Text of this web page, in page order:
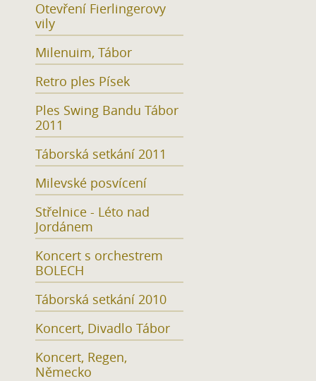
Otevření Fierlingerovy
vily
Milenuim, Tábor
Retro ples Písek
Ples Swing Bandu Tábor
2011
Táborská setkání 2011
Milevské posvícení
Střelnice - Léto nad
Jordánem
Koncert s orchestrem
BOLECH
Táborská setkání 2010
Koncert, Divadlo Tábor
Koncert, Regen,
Německo